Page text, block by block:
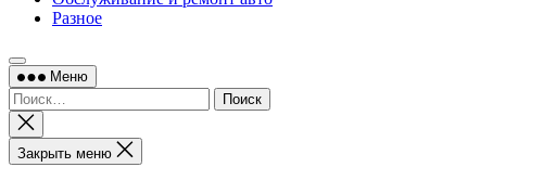
Разное
Меню
Найти:
Закрыть
поиск
Закрыть меню